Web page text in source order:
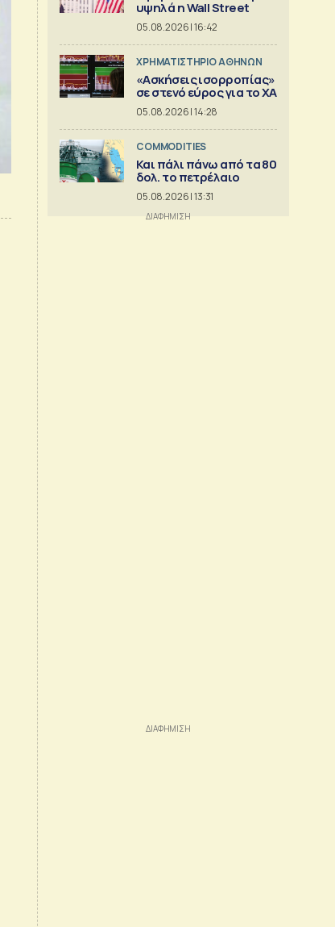
υψηλά η Wall Street
05.08.2026 | 16:42
XΡΗΜΑΤΙΣΤΗΡΙΟ ΑΘΗΝΩΝ
«Ασκήσεις ισορροπίας»
σε στενό εύρος για το ΧΑ
05.08.2026 | 14:28
COMMODITIES
Και πάλι πάνω από τα 80
δολ. το πετρέλαιο
05.08.2026 | 13:31